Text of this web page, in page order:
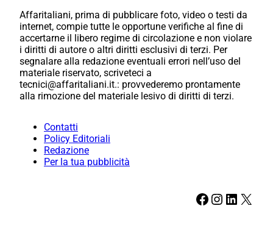
Affaritaliani, prima di pubblicare foto, video o testi da
internet, compie tutte le opportune verifiche al fine di
accertarne il libero regime di circolazione e non violare
i diritti di autore o altri diritti esclusivi di terzi. Per
segnalare alla redazione eventuali errori nell’uso del
materiale riservato, scriveteci a
tecnici@affaritaliani.it.: provvederemo prontamente
alla rimozione del materiale lesivo di diritti di terzi.
Contatti
Policy Editoriali
Redazione
Per la tua pubblicità
Facebook Instagram LinkedIn X